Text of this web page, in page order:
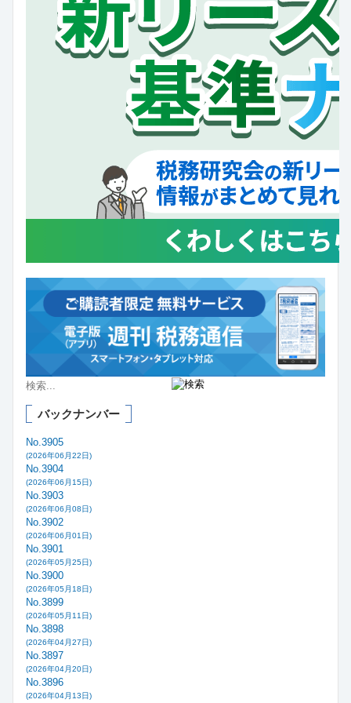
バックナンバー
No.3905
(2026年06月22日)
No.3904
(2026年06月15日)
No.3903
(2026年06月08日)
No.3902
(2026年06月01日)
No.3901
(2026年05月25日)
No.3900
(2026年05月18日)
No.3899
(2026年05月11日)
No.3898
(2026年04月27日)
No.3897
(2026年04月20日)
No.3896
(2026年04月13日)